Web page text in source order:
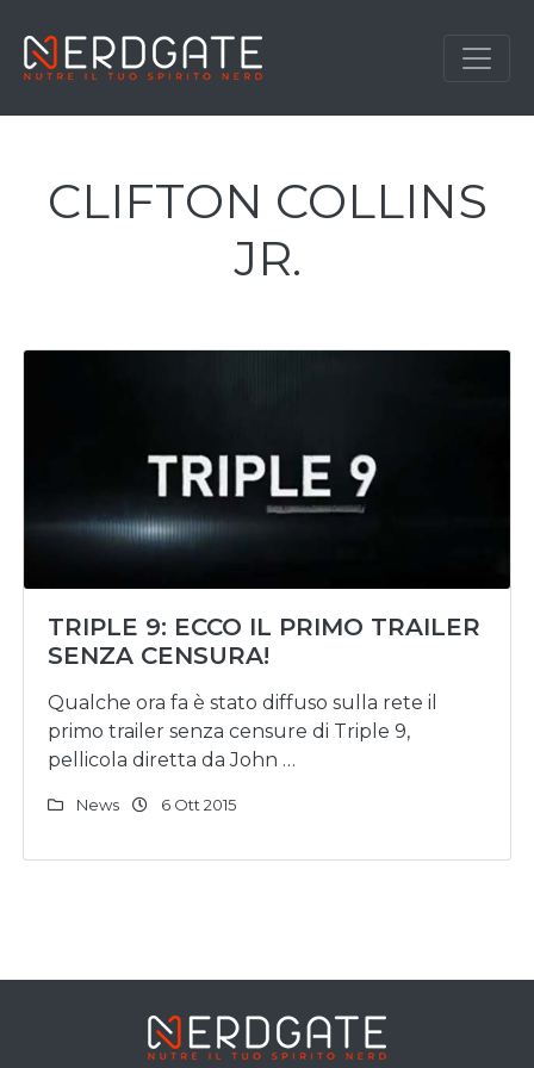
CLIFTON COLLINS
JR.
TRIPLE 9: ECCO IL PRIMO TRAILER
SENZA CENSURA!
Qualche ora fa è stato diffuso sulla rete il
primo trailer senza censure di Triple 9,
pellicola diretta da John …
News 6 Ott 2015